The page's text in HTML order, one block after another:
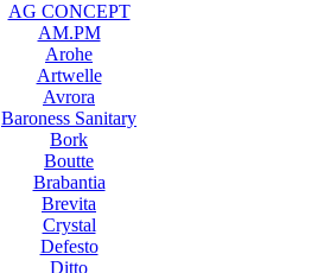
AG CONCEPT
AM.PM
Arohe
Artwelle
Avrora
Baroness Sanitary
Bork
Boutte
Brabantia
Brevita
Crystal
Defesto
Ditto